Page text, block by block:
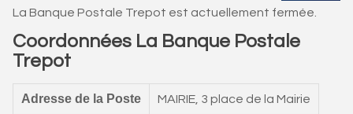
La Banque Postale Trepot est actuellement fermée.
Coordonnées La Banque Postale
Trepot
Adresse de la Poste MAIRIE, 3 place de la Mairie